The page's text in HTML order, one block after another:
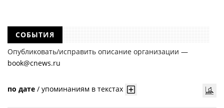
СОБЫТИЯ
Опубликовать/исправить описание организации —
book@cnews.ru
по дате / упоминаниям в текстах